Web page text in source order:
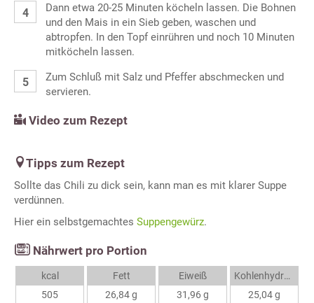
Dann etwa 20-25 Minuten köcheln lassen. Die Bohnen
und den Mais in ein Sieb geben, waschen und
abtropfen. In den Topf einrühren und noch 10 Minuten
mitköcheln lassen.
Zum Schluß mit Salz und Pfeffer abschmecken und
servieren.
Video zum Rezept
Tipps zum Rezept
Sollte das Chili zu dick sein, kann man es mit klarer Suppe
verdünnen.
Hier ein selbstgemachtes Suppengewürz.
Nährwert pro Portion
kcal
505
Fett
26,84 g
Eiweiß
31,96 g
Kohlenhydrate
25,04 g